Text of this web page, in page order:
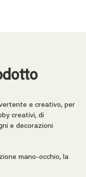
e creativo, per
creativi, di
e decorazioni
mano-occhio, la